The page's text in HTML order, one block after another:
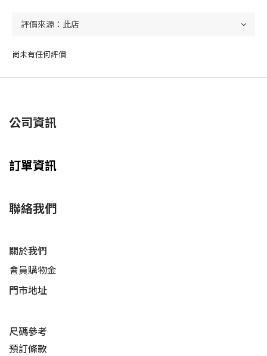
尚未有任何評價
公司資訊
訂單資訊
聯絡我們
關於我們
會員購物金
門市地址
尺碼參考
預訂條款